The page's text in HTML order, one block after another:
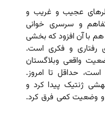
عجیب و غریب و
و سرسری خوانی
هم با آن افزود که بخشی
رفتاری و فکری است.
واقعی وبلاگستان
حداقل تا امروز.
ژنتیک پیدا کرد و
و وضعیت کمی فرق کرد.